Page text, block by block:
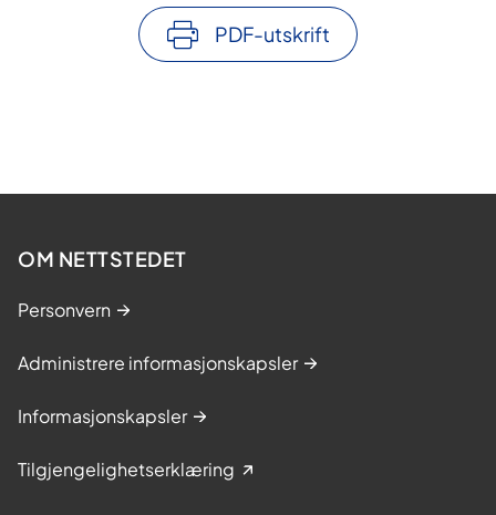
PDF-utskrift
OM NETTSTEDET
Personvern
Administrere informasjonskapsler
Informasjonskapsler
Tilgjengelighetserklæring